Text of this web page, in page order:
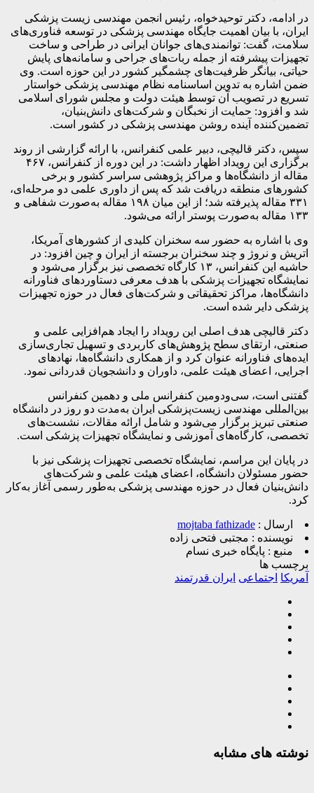
در ادامه، دکتر توحیدخواه، رئیس انجمن مهندسی زیست پزشکی
ایران، با بیان اهمیت جایگاه مهندسی پزشکی در توسعه فناوری‌های
سلامت، گفت: توانمندی‌های جوانان ایرانی در طراحی و ساخت
تجهیزات پیشرفته از جمله ربات‌های جراحی و سامانه‌های پایش
حیاتی، بیانگر ظرفیت‌های چشمگیر کشور در این حوزه است. وی
ضمن اشاره به تدوین اساسنامه نظام مهندسی پزشکی خواستار
تسریع در تصویب آن توسط هیئت دولت و مجلس شورای اسلامی
شد و افزود: حمایت از نخبگان و شرکت‌های دانش‌بنیان،
تضمین‌کننده آینده روشن مهندسی پزشکی در کشور است.
سپس، دکتر قالیچی، دبیر علمی کنفرانس، با ارائه گزارشی از روند
برگزاری این رویداد اظهار داشت: در این دوره از کنفرانس، ۴۶۷
مقاله از دانشگاه‌ها و مراکز پژوهشی سراسر کشور و برخی
کشورهای منطقه دریافت شد که پس از داوری علمی دو مرحله‌ای،
۳۳۱ مقاله پذیرفته شد؛ از این میان ۱۹۸ مقاله به‌صورت شفاهی و
۱۳۳ مقاله به‌صورت پوستر ارائه می‌شود.
وی با اشاره به حضور سه سخنران کلیدی از کشورهای آمریکا،
اتریش و نروژ و چند سخنران برجسته از ایران و چین افزود: در
حاشیه این کنفرانس، ۱۳ کارگاه تخصصی نیز برگزار می‌شود و
نمایشگاه تجهیزات پزشکی با هدف معرفی دستاوردهای فناورانه
دانشگاه‌ها، مراکز تحقیقاتی و شرکت‌های فعال در حوزه تجهیزات
پزشکی دایر شده است.
دکتر قالیچی هدف اصلی این رویداد را ایجاد هم‌افزایی علمی و
صنعتی، ارتقای سطح پژوهش‌های کاربردی و تسهیل تجاری‌سازی
ایده‌های فناورانه عنوان کرد و از همکاری دانشگاه‌ها، نهادهای
اجرایی، اعضای هیئت علمی، داوران و دانشجویان قدردانی نمود.
گفتنی است، سی‌ودومین کنفرانس ملی و دهمین کنفرانس
بین‌المللی مهندسی زیست‌پزشکی ایران به‌مدت دو روز در دانشگاه
صنعتی تبریز برگزار می‌شود و شامل ارائه مقالات، نشست‌های
تخصصی، کارگاه‌های آموزشی و نمایشگاه تجهیزات پزشکی است.
در پایان این مراسم، نمایشگاه تخصصی تجهیزات پزشکی نیز با
حضور مسئولان دانشگاه، اعضای هیئت علمی و شرکت‌های
دانش‌بنیان فعال در حوزه مهندسی پزشکی به‌طور رسمی آغاز به‌کار
کرد.
ارسال : mojtaba fathizade
نویسنده : مجتبی فتحی زاده
منبع : پایگاه خبری نسام
برچسب ها
آمریکا اجتماعی ایران قدرتمند
نوشته های مشابه